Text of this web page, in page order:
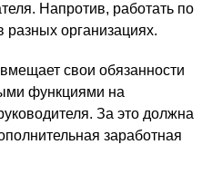
Напротив, работать по
разных организациях.
свои обязанности
функциями на
За это должна
заработная